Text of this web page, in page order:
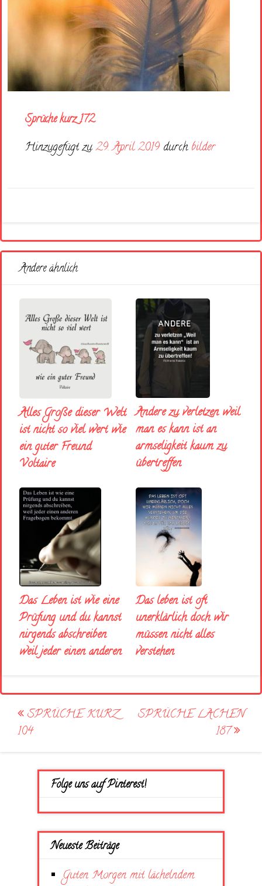
Sprüche kurz 172
Hinzugefügt zu29. April 2019 durch bilder
Andere ähnlich
Alles Große dieser Welt
ist nicht so viel wert wie
ein guter Freund
Voltaire
Andere zu verletzen weil
man es kann ist an
armseligkeit kaum zu
übertreffen
Das Leben ist wie eine
Prüfung und du kannst
nirgends abschreiben
weil jeder einen anderen
Das leben ist oft
unerklärlich doch wir
müssen nicht alles
verstehen
Post
navigation
SPRÜCHE KURZ
104
SPRÜCHE LACHEN
187
Folge uns auf Pinterest!
Neueste Beiträge
Guten Morgen mit lächelndem